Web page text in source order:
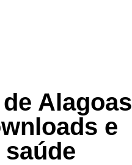
Alagoas
e